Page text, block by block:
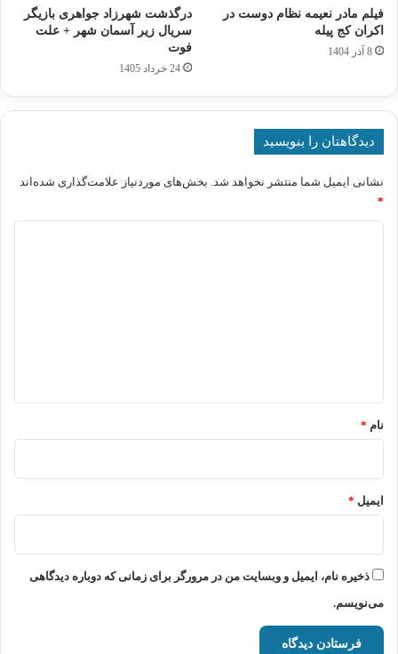
فیلم مادر نعیمه نظام‌ دوست در
اکران کج‌ پیله
8 آذر 1404
درگذشت شهرزاد جواهری بازیگر
سریال زیر آسمان شهر + علت
فوت
24 خرداد 1405
دیدگاهتان را بنویسید
نشانی ایمیل شما منتشر نخواهد شد. بخش‌های موردنیاز علامت‌گذاری شده‌اند
*
نام *
ایمیل *
ذخیره نام، ایمیل و وبسایت من در مرورگر برای زمانی که دوباره دیدگاهی
می‌نویسم.